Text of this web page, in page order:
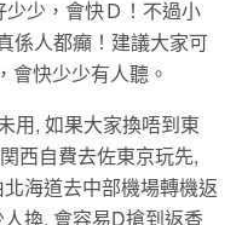
少，會快Ｄ！不過小
係人都癲！建議大家可
會快少少有人聽。
用, 如果大家換唔到東
西自費去佐東京玩先,
海道去中部機場轉機返
換, 會容易D搶到返香